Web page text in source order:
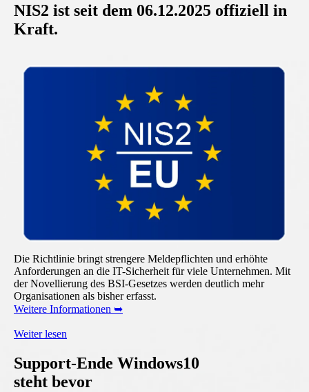
NIS2 ist seit dem 06.12.2025 offiziell in
Kraft.
Die Richtlinie bringt strengere Meldepflichten und erhöhte
Anforderungen an die IT-Sicherheit für viele Unternehmen. Mit
der Novellierung des BSI-Gesetzes werden deutlich mehr
Organisationen als bisher erfasst.
Weitere Informationen ➥
Weiter lesen
Support-Ende Windows10
steht bevor